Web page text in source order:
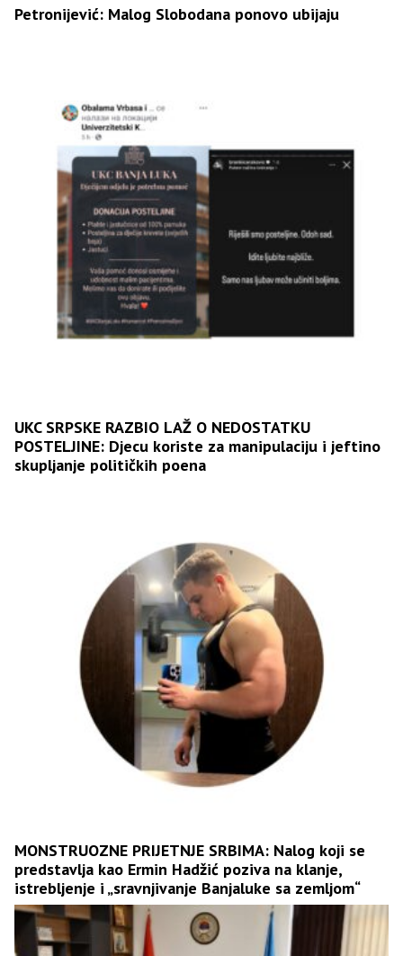
Petronijević: Malog Slobodana ponovo ubijaju
UKC SRPSKE RAZBIO LAŽ O NEDOSTATKU
POSTELJINE: Djecu koriste za manipulaciju i jeftino
skupljanje političkih poena
MONSTRUOZNE PRIJETNJE SRBIMA: Nalog koji se
predstavlja kao Ermin Hadžić poziva na klanje,
istrebljenje i „sravnjivanje Banjaluke sa zemljom“